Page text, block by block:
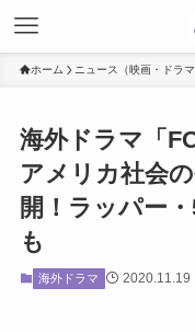
ホーム ニュース（映画・ドラマ
海外ドラマ「
アメリカ社会
開！ラッパー
も
海外ドラマ 2020.11.19